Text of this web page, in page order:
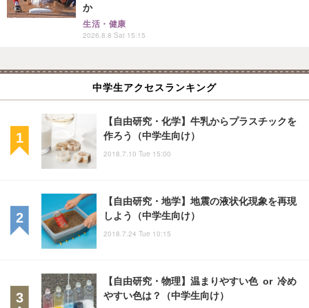
か
生活・健康
2026.8.8 Sat 15:15
中学生アクセスランキング
【自由研究・化学】牛乳からプラスチックを
作ろう（中学生向け）
2018.7.10 Tue 15:00
【自由研究・地学】地震の液状化現象を再現
しよう（中学生向け）
2018.7.24 Tue 10:15
【自由研究・物理】温まりやすい色 or 冷め
やすい色は？（中学生向け）